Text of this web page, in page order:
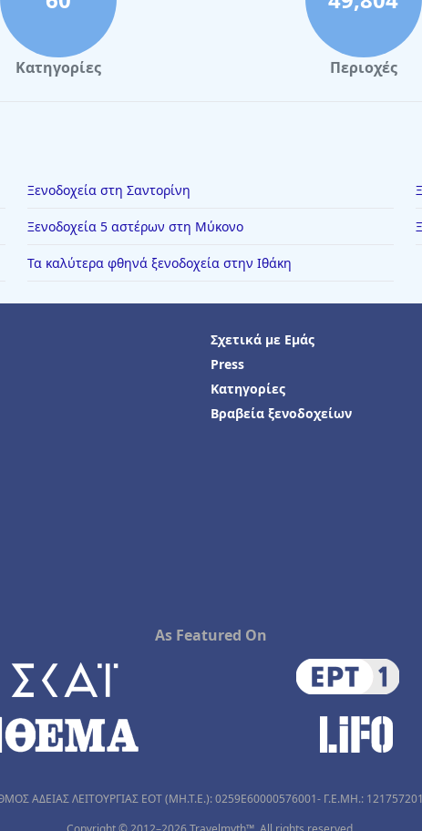
Κατηγορίες Περιοχές
Ξενοδοχεία στη Σαντορίνη
Ξενοδοχεία 5 αστέρων στη Μύκονο
Τα καλύτερα φθηνά ξενοδοχεία στην Ιθάκη
Σχετικά με Εμάς
Press
Κατηγορίες
Βραβεία ξενοδοχείων
As Featured On
ΑΔΕΙΑΣ ΛΕΙΤΟΥΡΓΙΑΣ ΕΟΤ (MH.T.E.): 0259Ε60000576001- Γ.Ε.ΜΗ.: